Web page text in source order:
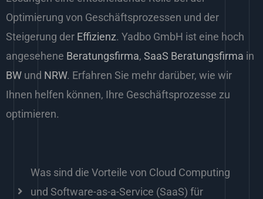
Optimierung von Geschäftsprozessen und der
Steigerung der Effizienz. Yadbo GmbH ist eine hoch
angesehene Beratungsfirma, SaaS Beratungsfirma in
BW und NRW. Erfahren Sie mehr darüber, wie wir
Ihnen helfen können, Ihre Geschäftsprozesse zu
optimieren.
Was sind die Vorteile von Cloud Computing
und Software-as-a-Service (SaaS) für